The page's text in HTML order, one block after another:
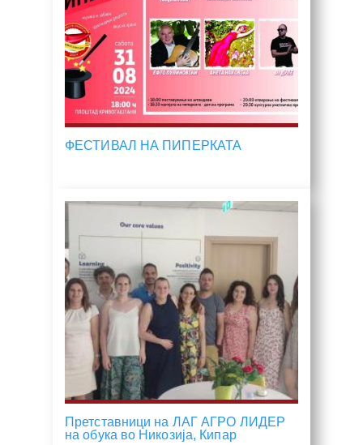
ФЕСТИВАЛ НА ПИПЕРКАТА
Претставници на ЛАГ АГРО ЛИДЕР
на обука во Никозија, Кипар